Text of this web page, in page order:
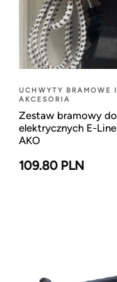
UCHWYTY BRAMOWE I
AKCESORIA
Zestaw bramowy
elektrycznych E-
AKO
109.80 PLN